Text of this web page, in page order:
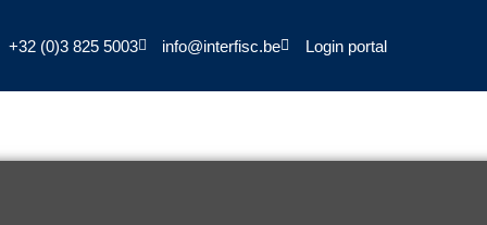
+32 (0)3 825 5003 info@interfisc.be Login portal